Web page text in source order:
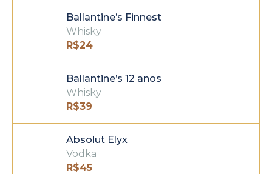
Ballantine’s Finnest
Whisky
R$24
Ballantine’s 12 anos
Whisky
R$39
Absolut Elyx
Vodka
R$45